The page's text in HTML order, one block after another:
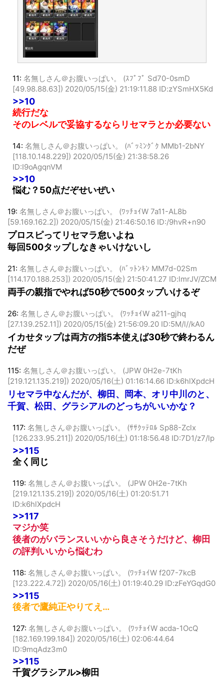
11: 名無しさん＠お腹いっぱい。 (ｽﾌﾟﾌﾟ Sd70-0smD
[49.98.88.63]) 2020/05/15(金) 21:19:11.88 ID:zYSmHX5Kd
>>10
続行だな
そのレベルで妥協するならリセマラとか必要ない
14: 名無しさん＠お腹いっぱい。 (ﾊﾞｯﾐﾝｸﾞｸ MMb1-2bNY
[118.10.148.229]) 2020/05/15(金) 21:38:58.26
ID:I9oAgqnVM
>>10
悩む？50点だぞせいぜい
19: 名無しさん＠お腹いっぱい。 (ﾜｯﾁｮｲW 7a11-AL8b
[59.169.162.2]) 2020/05/15(金) 21:46:50.16 ID:/9hvR+n90
プロスピってリセマラ怠いよね
毎回500タップしなきゃいけないし
21: 名無しさん＠お腹いっぱい。 (ﾊﾞｯﾄﾝｷﾝ MM7d-02Sm
[114.170.188.253]) 2020/05/15(金) 21:50:41.27 ID:lmrJV/ZCM
両手の親指でやれば50秒で500タップいけるぞ
26: 名無しさん＠お腹いっぱい。 (ﾜｯﾁｮｲW a211-gjhq
[27.139.252.11]) 2020/05/15(金) 21:56:09.20 ID:5M/l//kA0
イカせタップは両方の指5本使えば30秒で終わるん
だぜ
115: 名無しさん＠お腹いっぱい。 (JPW 0H2e-7tKh
[219.121.135.219]) 2020/05/16(土) 01:16:14.66 ID:k6hlXpdcH
リセマラ中なんだが、柳田、岡本、オリ中川のと、
千賀、松田、グラシアルのどっちがいいかな？
117: 名無しさん＠お腹いっぱい。 (ｻｻｸｯﾃﾛﾙ Sp88-Zclx
[126.233.95.211]) 2020/05/16(土) 01:18:56.48 ID:7D1/z7/lp
>>115
全く同じ
119: 名無しさん＠お腹いっぱい。 (JPW 0H2e-7tKh
[219.121.135.219]) 2020/05/16(土) 01:20:51.71
ID:k6hlXpdcH
>>117
マジか笑
後者のがバランスいいから良さそうだけど、柳田
の評判いいから悩むわ
118: 名無しさん＠お腹いっぱい。 (ﾜｯﾁｮｲW f207-7kcB
[123.222.4.72]) 2020/05/16(土) 01:19:40.29 ID:zFeYGqdG0
>>115
後者で鷹純正やりてえ…
127: 名無しさん＠お腹いっぱい。 (ﾜｯﾁｮｲW acda-1OcQ
[182.169.199.184]) 2020/05/16(土) 02:06:44.64
ID:9mqAdz3m0
>>115
千賀グラシアル>柳田